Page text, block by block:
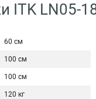
ITK LN05-
60 см
100 см
100 см
120 кг